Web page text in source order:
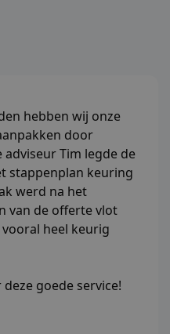
wij onze
door
Tim legde de
keuring
na het
de offerte vlot
heel keurig
goede service!